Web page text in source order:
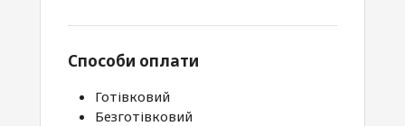
Способи оплати
Готівковий
Безготівковий